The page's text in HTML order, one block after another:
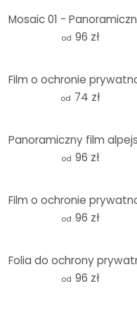
od 96 zł
od 74 zł
od 96 zł
od 96 zł
od 96 zł